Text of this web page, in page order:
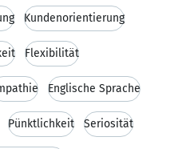
Kundenorientierung
Flexibilität
Englische Sprache
Pünktlichkeit Seriosität